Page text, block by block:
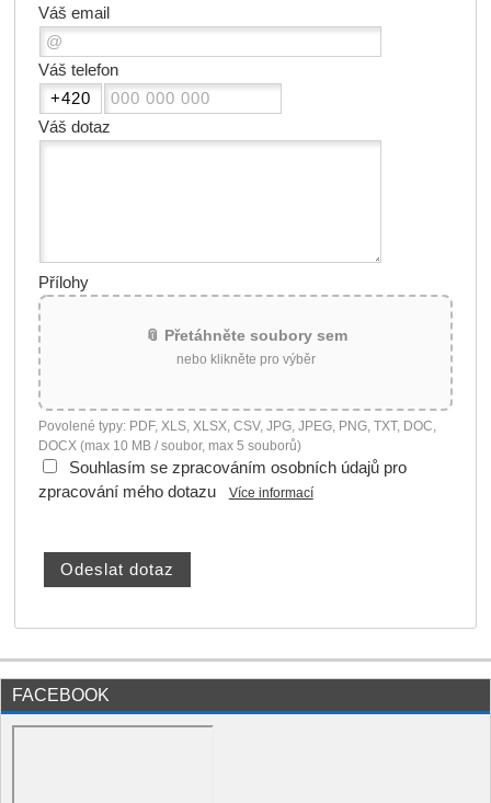
Váš email
Váš telefon
Váš dotaz
Přílohy
📎 Přetáhněte soubory sem
nebo klikněte pro výběr
Povolené typy: PDF, XLS, XLSX, CSV, JPG, JPEG, PNG, TXT, DOC,
DOCX (max 10 MB / soubor, max 5 souborů)
Souhlasím se zpracováním osobních údajů pro
zpracování mého dotazu
Více informací
FACEBOOK